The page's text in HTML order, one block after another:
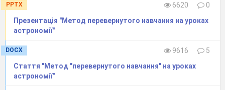
PPTX 6620
0
Презентація "Метод перевернутого навчання на уроках
астрономії"
DOCX 9616
5
Стаття "Метод "перевернутого навчання" на уроках
астрономії"